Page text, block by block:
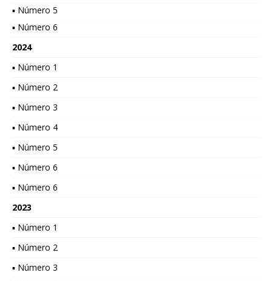
▪ Número 5
▪ Número 6
2024
▪ Número 1
▪ Número 2
▪ Número 3
▪ Número 4
▪ Número 5
▪ Número 6
▪ Número 6
2023
▪ Número 1
▪ Número 2
▪ Número 3